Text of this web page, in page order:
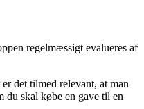
regelmæssigt evalueres af
det tilmed relevant, at man
skal købe en gave til en